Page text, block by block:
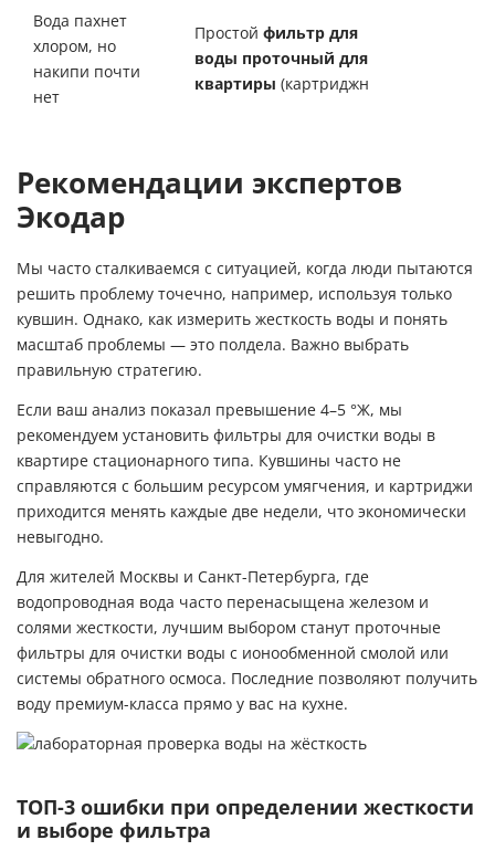
Вода пахнет
хлором, но
накипи почти
нет
Простой фильтр для
воды проточный для
квартиры (картриджный)
Рекомендации экспертов
Экодар
Мы часто сталкиваемся с ситуацией, когда люди пытаются
решить проблему точечно, например, используя только
кувшин. Однако, как измерить жесткость воды и понять
масштаб проблемы — это полдела. Важно выбрать
правильную стратегию.
Если ваш анализ показал превышение 4–5 °Ж, мы
рекомендуем установить фильтры для очистки воды в
квартире стационарного типа. Кувшины часто не
справляются с большим ресурсом умягчения, и картриджи
приходится менять каждые две недели, что экономически
невыгодно.
Для жителей Москвы и Санкт-Петербурга, где
водопроводная вода часто перенасыщена железом и
солями жесткости, лучшим выбором станут проточные
фильтры для очистки воды с ионообменной смолой или
системы обратного осмоса. Последние позволяют получить
воду премиум-класса прямо у вас на кухне.
ТОП-3 ошибки при определении жесткости
и выборе фильтра